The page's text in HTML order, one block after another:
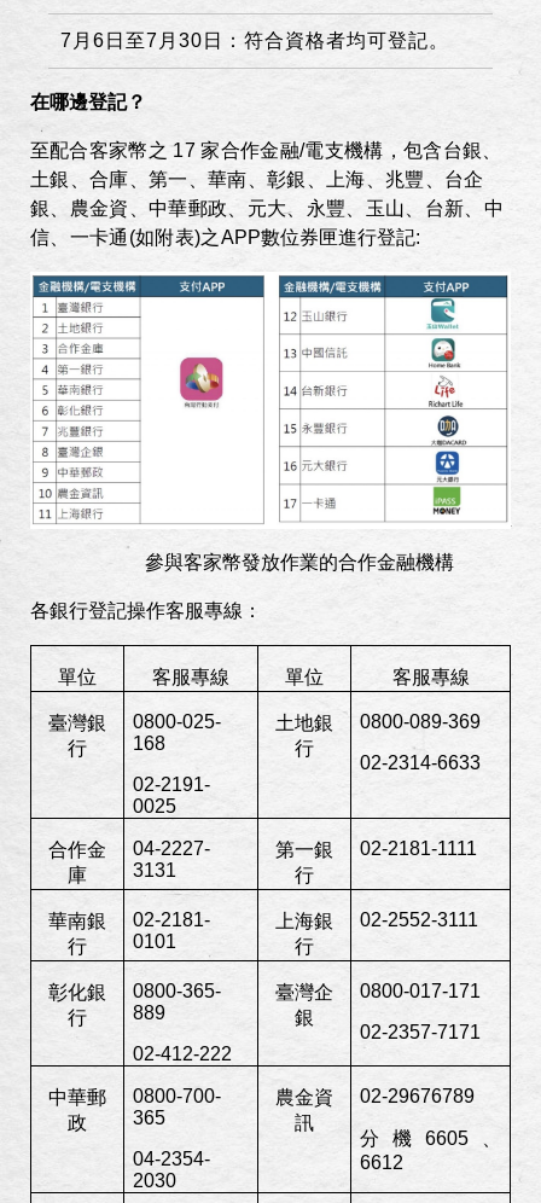
7 月 6 日至7 月 30 日：符合資格者均可登記。
在哪邊登記？
至配合客家幣之 17家合作金融/電支機構，包含台銀、
土銀、合庫、第一、華南、彰銀、上海、兆豐、台企
銀、農金資、中華郵政、元大、永豐、玉山、台新、中
信、一卡通 (如附表)之APP數位券匣進行登記:
參與客家幣發放作業的合作金融機構
各銀行登記操作客服專線：
單位 客服專線 單位 客服專線
臺灣銀
行
0800-025-
168
02-2191-
0025
土地銀
行
0800-089-369
02-2314-6633
合作金
庫
04-2227-
3131
第一銀
行
02-2181-1111
華南銀
行
02-2181-
0101
上海銀
行
02-2552-3111
彰化銀
行
0800-365-
889
02-412-222
臺灣企
銀
0800-017-171
02-2357-7171
中華郵
政
0800-700-
365
04-2354-
2030
農金資
訊
02-29676789
分機 6605、
6612